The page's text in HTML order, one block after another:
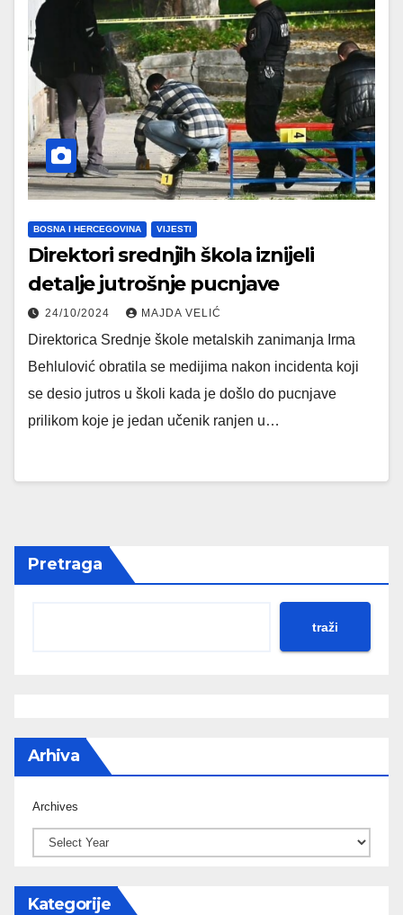
BOSNA I HERCEGOVINA VIJESTI
Direktori srednjih škola iznijeli
detalje jutrošnje pucnjave
24/10/2024 MAJDA VELIĆ
Direktorica Srednje škole metalskih zanimanja Irma
Behlulović obratila se medijima nakon incidenta koji
se desio jutros u školi kada je došlo do pucnjave
prilikom koje je jedan učenik ranjen u…
Pretraga
traži
Arhiva
Archives
Kategorije